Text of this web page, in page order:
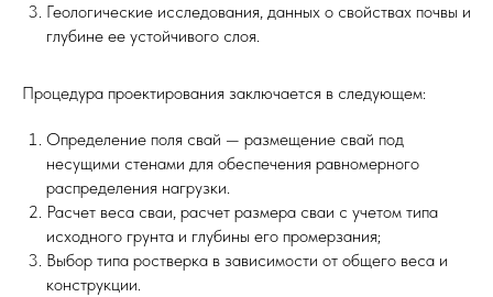
Геологические исследования, данных о свойствах почвы и
глубине ее устойчивого слоя.
Процедура проектирования заключается в следующем:
Определение поля свай — размещение свай под
несущими стенами для обеспечения равномерного
распределения нагрузки.
Расчет веса сваи, расчет размера сваи с учетом типа
исходного грунта и глубины его промерзания;
Выбор типа ростверка в зависимости от общего веса и
конструкции.